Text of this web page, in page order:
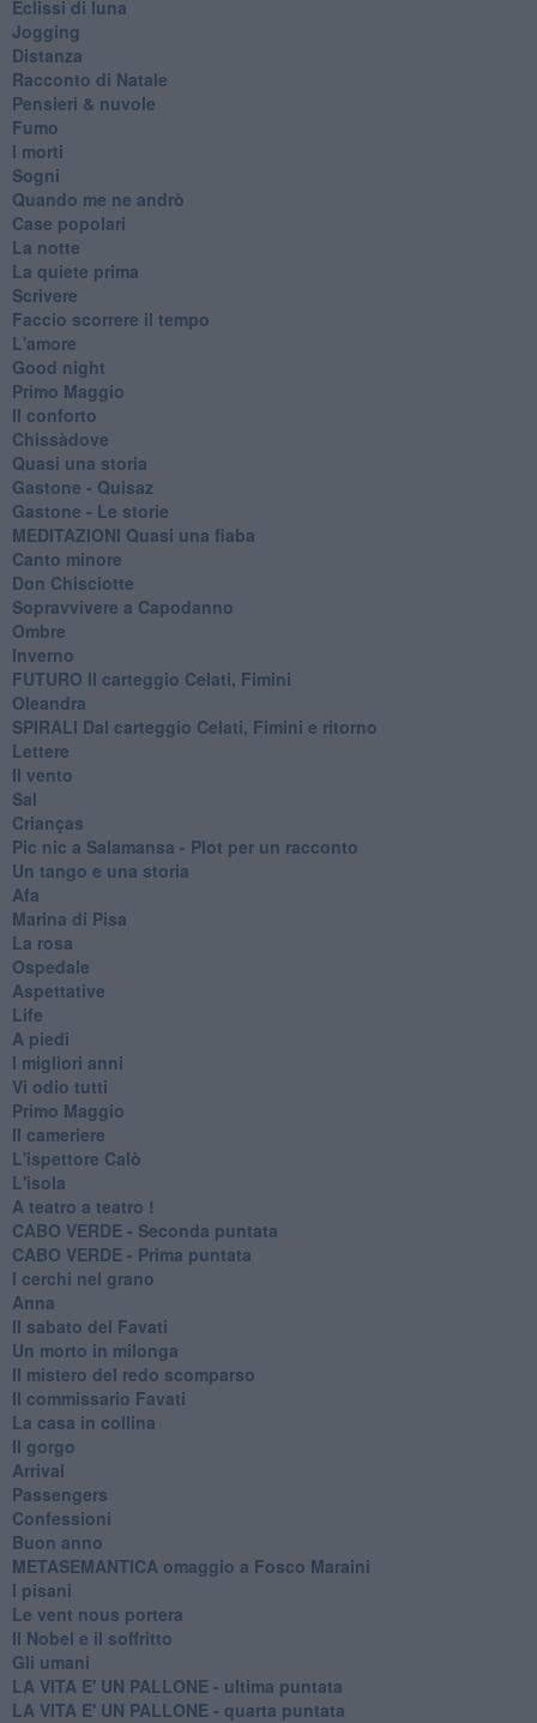
Eclissi di luna
Jogging
Distanza
Racconto di Natale
Pensieri & nuvole
Fumo
I morti
Sogni
Quando me ne andrò
Case popolari
La notte
La quiete prima
Scrivere
Faccio scorrere il tempo
L'amore
Good night
Primo Maggio
Il conforto
Chissàdove
Quasi una storia
Gastone - Quisaz
Gastone - Le storie
MEDITAZIONI Quasi una fiaba
Canto minore
Don Chisciotte
Sopravvivere a Capodanno
Ombre
Inverno
FUTURO Il carteggio Celati, Fimini
Oleandra
SPIRALI Dal carteggio Celati, Fimini e ritorno
Lettere
Il vento
Sal
Crianças
Pic nic a Salamansa - Plot per un racconto
Un tango e una storia
Afa
Marina di Pisa
La rosa
Ospedale
Aspettative
Life
A piedi
I migliori anni
Vi odio tutti
Primo Maggio
Il cameriere
L'ispettore Calò
L'isola
A teatro a teatro !
CABO VERDE - Seconda puntata
CABO VERDE - Prima puntata
I cerchi nel grano
Anna
Il sabato del Favati
Un morto in milonga
Il mistero del redo scomparso
Il commissario Favati
La casa in collina
Il gorgo
Arrival
Passengers
Confessioni
Buon anno
METASEMANTICA omaggio a Fosco Maraini
I pisani
Le vent nous portera
Il Nobel e il soffritto
Gli umani
LA VITA E' UN PALLONE - ultima puntata
LA VITA E' UN PALLONE - quarta puntata